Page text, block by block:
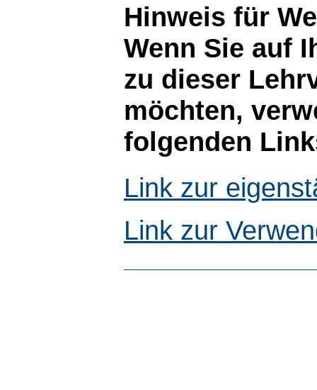
Hinweis für
Wenn Sie auf
zu dieser
möchten,
folgenden
Link zur
Link zur